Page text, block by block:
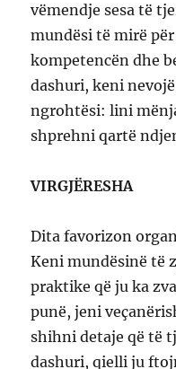
vëmendje sesa të
mundësi të mirë
kompetencën dhe
dashuri, keni
ngrohtësi: lini
shprehni qartë
VIRGJËRESHA
Dita favorizon
Keni mundësinë të
praktike që ju ka
punë, jeni
shihni detaje që të
dashuri, qielli ju